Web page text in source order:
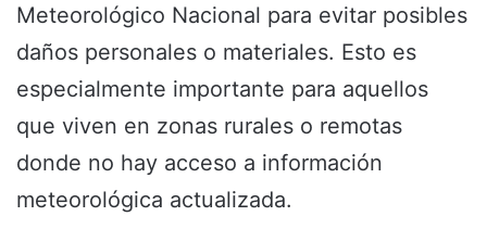
Meteorológico Nacional para evitar posibles
daños personales o materiales. Esto es
especialmente importante para aquellos
que viven en zonas rurales o remotas
donde no hay acceso a información
meteorológica actualizada.